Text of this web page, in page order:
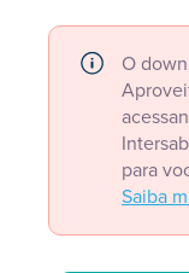
O
para
Saiba